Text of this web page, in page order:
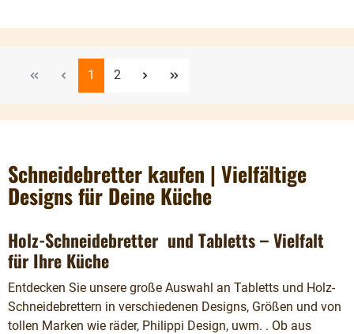
Seite
1 Seite
2
Schneidebretter kaufen | Vielfältige
Designs für Deine Küche
Holz-Schneidebretter und Tabletts – Vielfalt
für Ihre Küche
Entdecken Sie unsere große Auswahl an Tabletts und Holz-
Schneidebrettern in verschiedenen Designs, Größen und von
tollen Marken wie räder, Philippi Design, uwm. . Ob aus